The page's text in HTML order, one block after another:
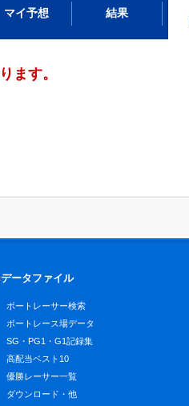
マイ予想 結果
ます。
ータファイル
ボートレーサー検索
ボートレース場データ
SG・PG1・G1記録集
高配当ベスト10
優勝レーサー一覧
ダウンロード・他